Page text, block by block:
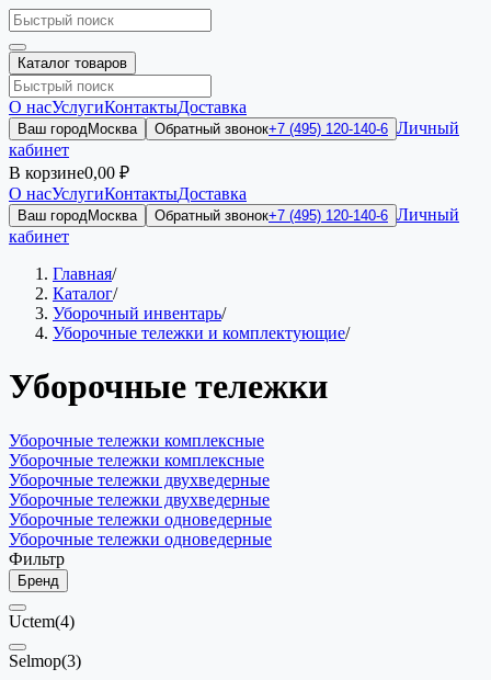
Каталог товаров
О насУслугиКонтактыДоставка
Ваш городМосква Обратный звонок+7 (495) 120-140-6 Личный
кабинет
В корзине0,00 ₽
О насУслугиКонтактыДоставка
Ваш городМосква Обратный звонок+7 (495) 120-140-6 Личный
кабинет
Главная/
Каталог/
Уборочный инвентарь/
Уборочные тележки и комплектующие/
Уборочные тележки
Уборочные тележки комплексные
Уборочные тележки комплексные
Уборочные тележки двухведерные
Уборочные тележки двухведерные
Уборочные тележки одноведерные
Уборочные тележки одноведерные
Фильтр
Бренд
Uctem(4)
Selmop(3)